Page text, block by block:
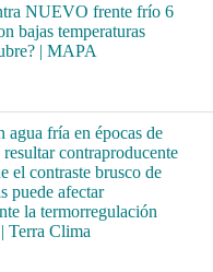
NUEVO frente frío 6
bajas temperaturas
| MAPA
agua fría en épocas de
contraproducente
el contraste brusco de
puede afectar
la termorregulación
Terra Clima